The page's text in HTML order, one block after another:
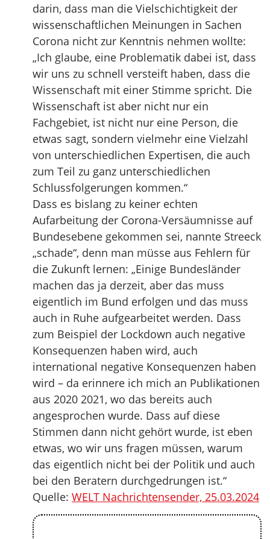
darin, dass man die Vielschichtigkeit der
wissenschaftlichen Meinungen in Sachen
Corona nicht zur Kenntnis nehmen wollte:
„Ich glaube, eine Problematik dabei ist, dass
wir uns zu schnell versteift haben, dass die
Wissenschaft mit einer Stimme spricht. Die
Wissenschaft ist aber nicht nur ein
Fachgebiet, ist nicht nur eine Person, die
etwas sagt, sondern vielmehr eine Vielzahl
von unterschiedlichen Expertisen, die auch
zum Teil zu ganz unterschiedlichen
Schlussfolgerungen kommen.“
Dass es bislang zu keiner echten
Aufarbeitung der Corona-Versäumnisse auf
Bundesebene gekommen sei, nannte Streeck
„schade“, denn man müsse aus Fehlern für
die Zukunft lernen: „Einige Bundesländer
machen das ja derzeit, aber das muss
eigentlich im Bund erfolgen und das muss
auch in Ruhe aufgearbeitet werden. Dass
zum Beispiel der Lockdown auch negative
Konsequenzen haben wird, auch
international negative Konsequenzen haben
wird – da erinnere ich mich an Publikationen
aus 2020 2021, wo das bereits auch
angesprochen wurde. Dass auf diese
Stimmen dann nicht gehört wurde, ist eben
etwas, wo wir uns fragen müssen, warum
das eigentlich nicht bei der Politik und auch
bei den Beratern durchgedrungen ist.“
Quelle: WELT Nachrichtensender, 25.03.2024